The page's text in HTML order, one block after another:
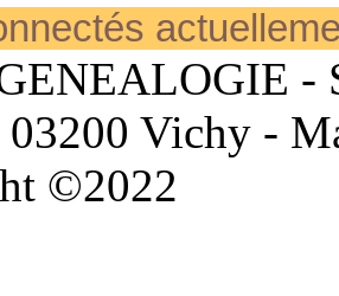
-
Vichy -
©2022